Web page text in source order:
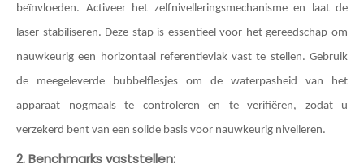
beïnvloeden. Activeer het zelfnivelleringsmechanisme en laat de
laser stabiliseren. Deze stap is essentieel voor het gereedschap om
nauwkeurig een horizontaal referentievlak vast te stellen. Gebruik
de meegeleverde bubbelflesjes om de waterpasheid van het
apparaat nogmaals te controleren en te verifiëren, zodat u
verzekerd bent van een solide basis voor nauwkeurig nivelleren.
2. Benchmarks vaststellen: